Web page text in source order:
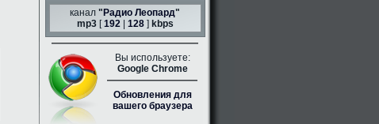
канал " Радио Леопард"
mp3[192| 128] kbps
Вы используете:
Google Chrome
Обновления для
вашего браузера